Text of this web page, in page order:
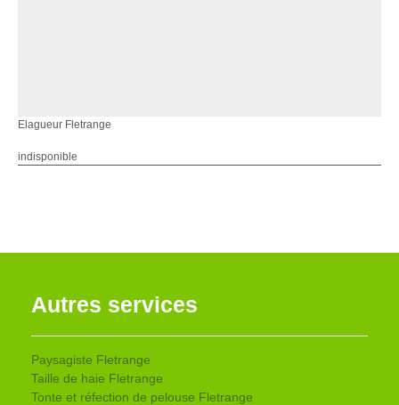
Elagueur Fletrange
indisponible
Autres services
Paysagiste Fletrange
Taille de haie Fletrange
Tonte et réfection de pelouse Fletrange